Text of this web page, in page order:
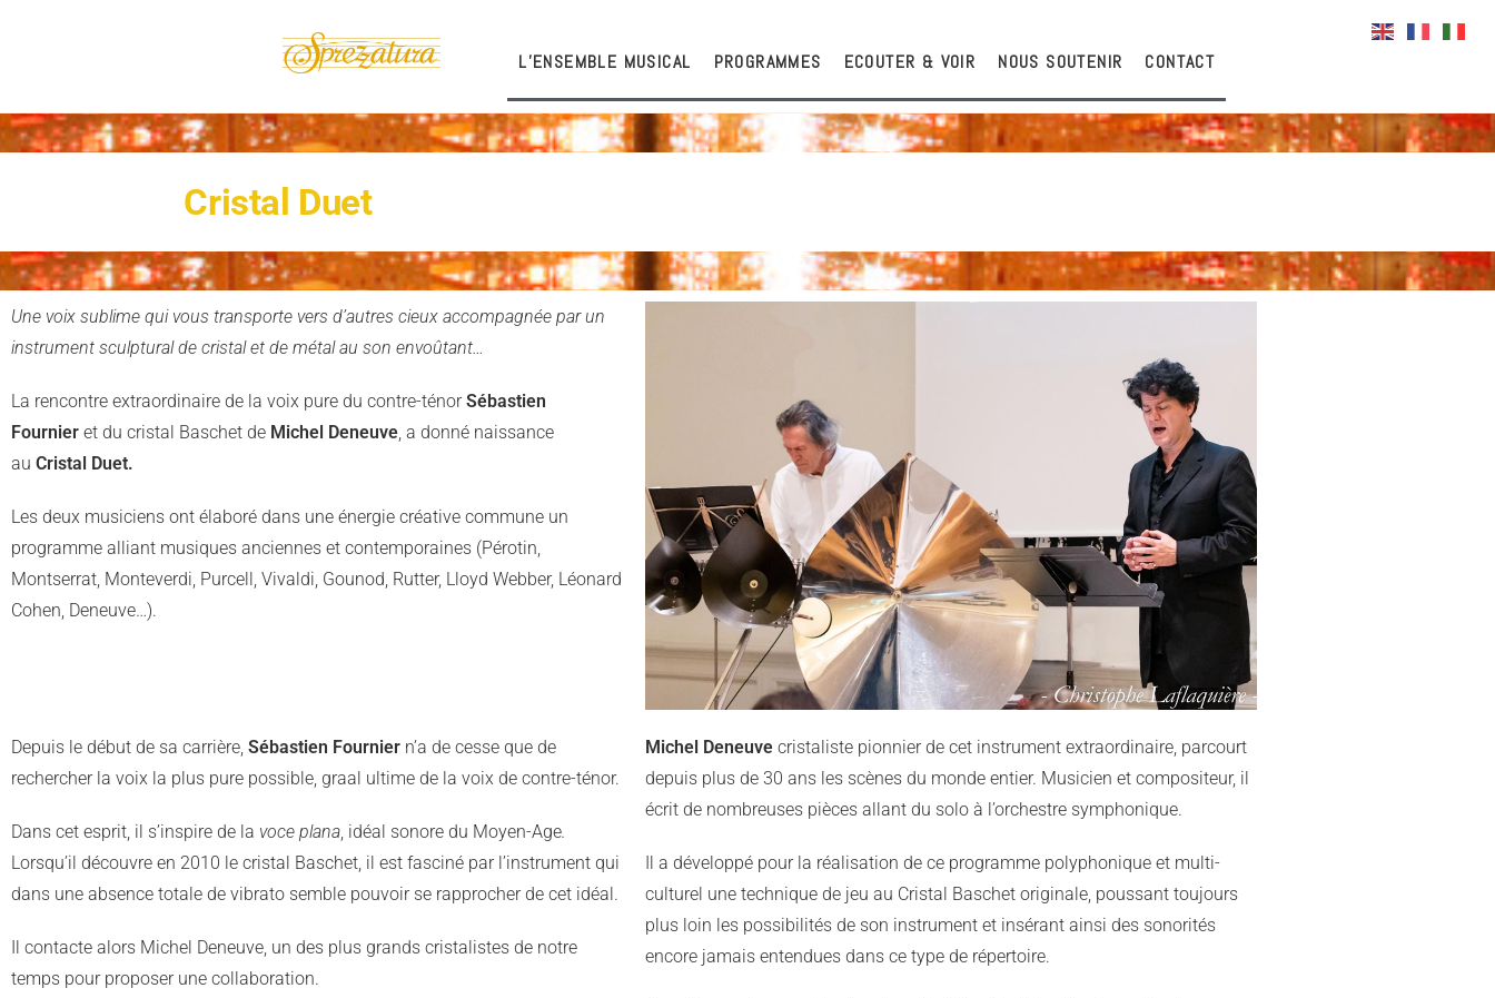
L’ENSEMBLE MUSICAL PROGRAMMES ECOUTER & VOIR NOUS SOUTENIR CONTACT
Cristal Duet
Une voix sublime qui vous transporte vers d’autres cieux accompagnée par un
instrument sculptural de cristal et de métal au son envoûtant…
La rencontre extraordinaire de la voix pure du contre-ténorSébastien
Fournier et du cristal Baschet de Michel Deneuve, a donné naissance
au Cristal Duet.
Les deux musiciens ont élaboré dans une énergie créative commune un
programme alliant musiques anciennes et contemporaines (Pérotin,
Montserrat, Monteverdi, Purcell, Vivaldi, Gounod, Rutter, Lloyd Webber, Léonard
Cohen, Deneuve…).
Depuis le début de sa carrière, Sébastien Fournier n’a de cesse que de
rechercher la voix la plus pure possible, graal ultime de la voix de contre-ténor.
Dans cet esprit, il s’inspire de la voce plana, idéal sonore du Moyen-Age.
Lorsqu’il découvre en 2010 le cristal Baschet, il est fasciné par l’instrument qui
dans une absence totale de vibrato semble pouvoir se rapprocher de cet idéal.
Il contacte alors Michel Deneuve, un des plus grands cristalistes de notre
temps pour proposer une collaboration.
Michel Deneuve cristaliste pionnier de cet instrument extraordinaire, parcourt
depuis plus de 30 ans les scènes du monde entier. Musicien et compositeur, il
écrit de nombreuses pièces allant du solo à l’orchestre symphonique.
Il a développé pour la réalisation de ce programme polyphonique et multi-
culturel une technique de jeu au Cristal Baschet originale, poussant toujours
plus loin les possibilités de son instrument et insérant ainsi des sonorités
encore jamais entendues dans ce type de répertoire.